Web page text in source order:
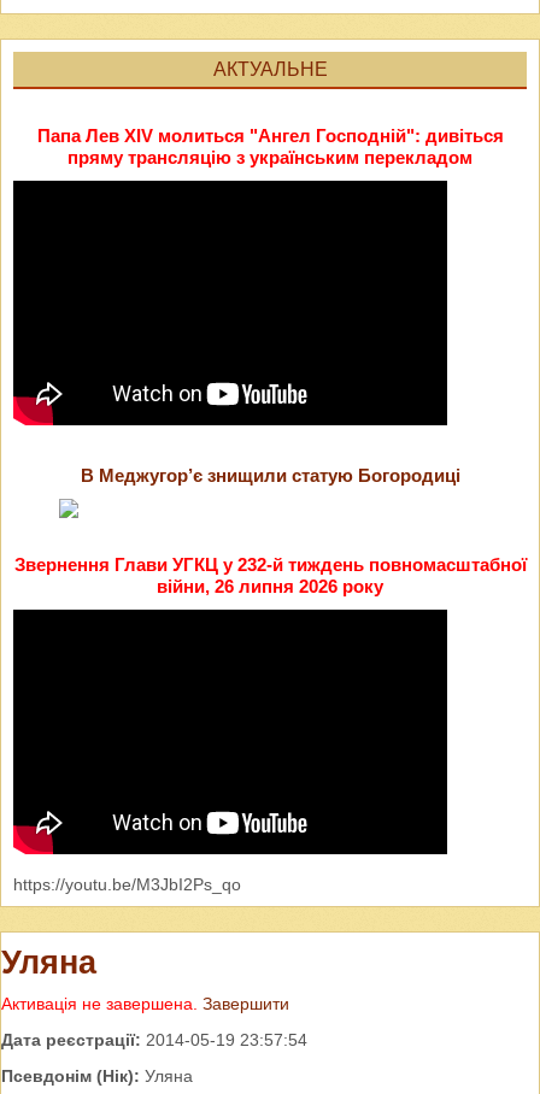
АКТУАЛЬНЕ
Папа Лев XIV молиться "Ангел Господній": дивіться
пряму трансляцію з українським перекладом
В Меджугор’є знищили статую Богородиці
Звернення Глави УГКЦ у 232-й тиждень повномасштабної
війни, 26 липня 2026 року
https://youtu.be/M3JbI2Ps_qo
Уляна
Активація не завершена. Завершити
Дата реєстрації: 2014-05-19 23:57:54
Псевдонім (Нік): Уляна